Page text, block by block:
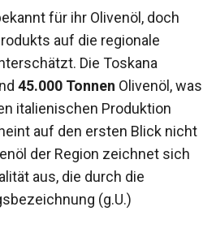
für ihr Olivenöl, doch
auf die regionale
Die Toskana
45.000 Tonnen Olivenöl, was
italienischen Produktion
auf den ersten Blick nicht
der Region zeichnet sich
aus, die durch die
(g.U.)